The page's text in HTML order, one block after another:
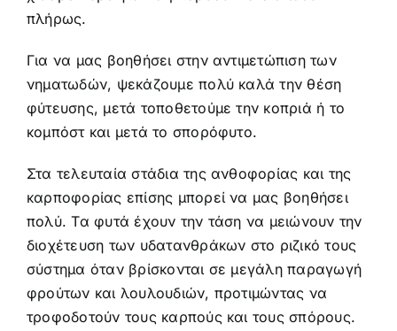
πλήρως.
Για να μας βοηθήσει στην αντιμετώπιση των
νηματωδών, ψεκάζουμε πολύ καλά την θέση
φύτευσης, μετά τοποθετούμε την κοπριά ή το
κομπόστ και μετά το σπορόφυτο.
Στα τελευταία στάδια της ανθοφορίας και της
καρποφορίας επίσης μπορεί να μας βοηθήσει
πολύ. Τα φυτά έχουν την τάση να μειώνουν την
διοχέτευση των υδατανθράκων στο ριζικό τους
σύστημα όταν βρίσκονται σε μεγάλη παραγωγή
φρούτων και λουλουδιών, προτιμώντας να
τροφοδοτούν τους καρπούς και τους σπόρους.